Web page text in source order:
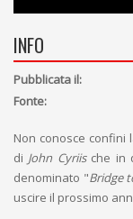
INFO
Pubblicata il:
Fonte:
Non conosce
di John Cyriische in
denominato "Bridge
uscire il prossimo